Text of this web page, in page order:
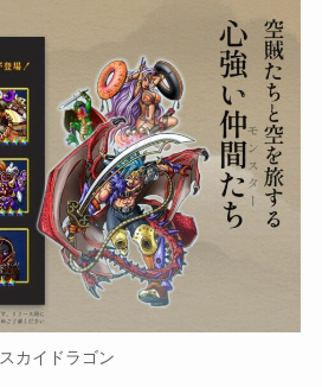
スカイドラゴン